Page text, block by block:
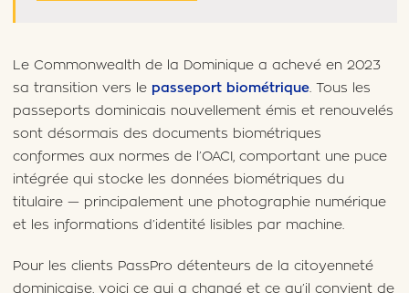
Le Commonwealth de la Dominique a achevé en 2023
sa transition vers le passeport biométrique. Tous les
passeports dominicais nouvellement émis et renouvelés
sont désormais des documents biométriques
conformes aux normes de l’OACI, comportant une puce
intégrée qui stocke les données biométriques du
titulaire — principalement une photographie numérique
et les informations d’identité lisibles par machine.
Pour les clients PassPro détenteurs de la citoyenneté
dominicaise, voici ce qui a changé et ce qu’il convient de